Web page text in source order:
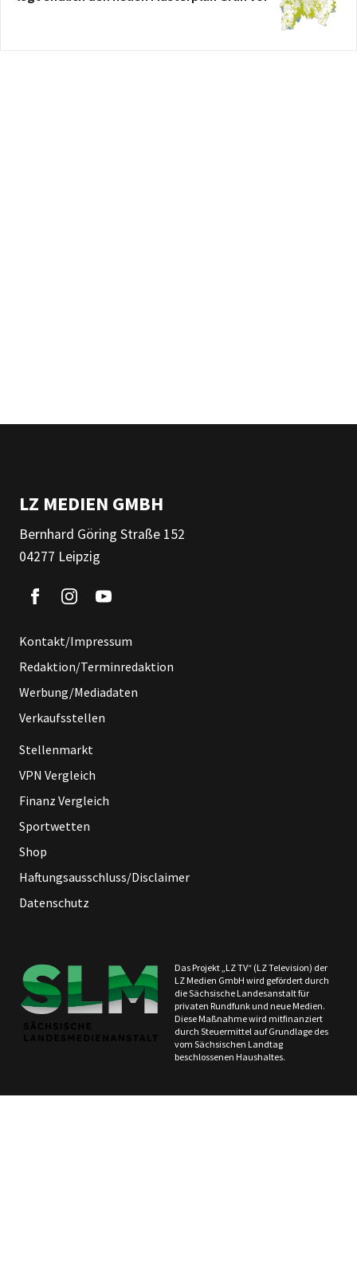
LZ MEDIEN GMBH
Bernhard Göring Straße 152
04277 Leipzig
Kontakt/Impressum
Redaktion/Terminredaktion
Werbung/Mediadaten
Verkaufsstellen
Stellenmarkt
VPN Vergleich
Finanz Vergleich
Sportwetten
Shop
Haftungsausschluss/Disclaimer
Datenschutz
Das Projekt „LZ TV“ (LZ Television) der
LZ Medien GmbH wird gefördert durch
die Sächsische Landesanstalt für
privaten Rundfunk und neue Medien.
Diese Maßnahme wird mitfinanziert
durch Steuermittel auf Grundlage des
vom Sächsischen Landtag
beschlossenen Haushaltes.